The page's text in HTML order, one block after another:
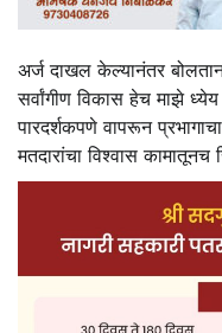
अर्ज दाखल केल्यानंतर बोलताना
सर्वांगीण विकास हेच माझे
पारदर्शकपणे वापरून
मतदारांचा विश्‍वास कामातूनच